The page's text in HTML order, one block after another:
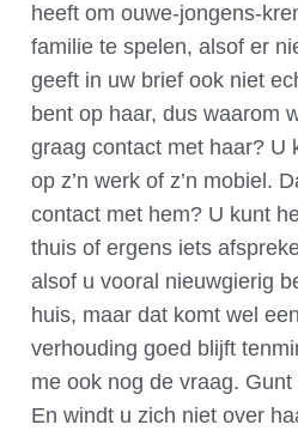
heeft om ouwe-jongens-
familie te spelen, alsof er
geeft in uw brief ook niet
bent op haar, dus waarom
graag contact met haar? U
op z’n werk of z’n mobiel.
contact met hem? U kunt
thuis of ergens iets
alsof u vooral nieuwgierig
huis, maar dat komt wel
verhouding goed blijft
me ook nog de vraag.
En windt u zich niet over